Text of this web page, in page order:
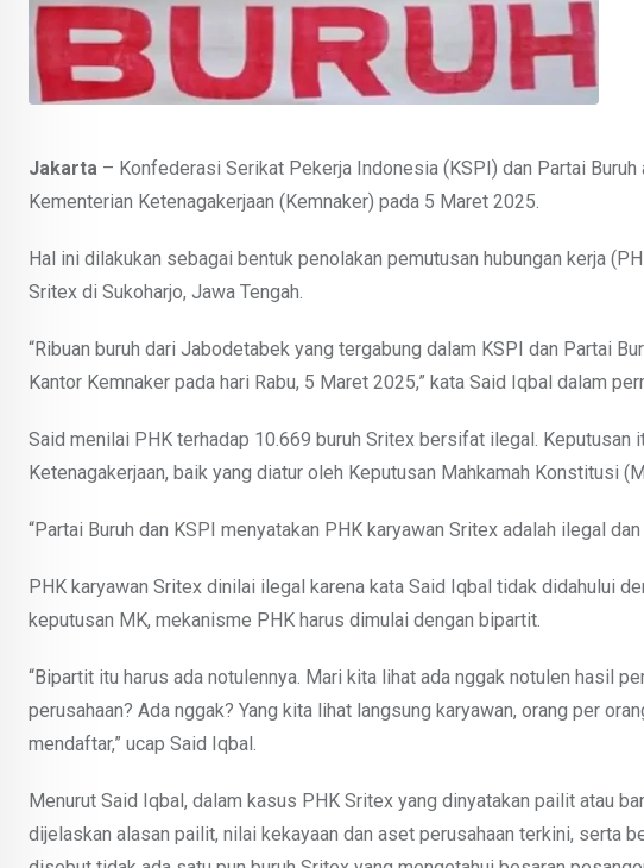
Jakarta – Konfederasi Serikat Pekerja Indonesia (KSPI) dan Partai
Kementerian Ketenagakerjaan (Kemnaker) pada 5 Maret 2025.
Hal ini dilakukan sebagai bentuk penolakan pemutusan hubungan kerja
Sritex di Sukoharjo, Jawa Tengah.
“Ribuan buruh dari Jabodetabek yang tergabung dalam KSPI dan Partai
Kantor Kemnaker pada hari Rabu, 5 Maret 2025,” kata Said Iqbal dalam
Said menilai PHK terhadap 10.669 buruh Sritex bersifat ilegal. Keputusan
Ketenagakerjaan, baik yang diatur oleh Keputusan Mahkamah Konstitusi
“Partai Buruh dan KSPI menyatakan PHK karyawan Sritex adalah ilegal
PHK karyawan Sritex dinilai ilegal karena kata Said Iqbal tidak didahului
keputusan MK, mekanisme PHK harus dimulai dengan bipartit.
“Bipartit itu harus ada notulennya. Mari kita lihat ada nggak notulen hasil
perusahaan? Ada nggak? Yang kita lihat langsung karyawan, orang per
mendaftar,” ucap Said Iqbal.
Menurut Said Iqbal, dalam kasus PHK Sritex yang dinyatakan pailit atau
dijelaskan alasan pailit, nilai kekayaan dan aset perusahaan terkini, serta